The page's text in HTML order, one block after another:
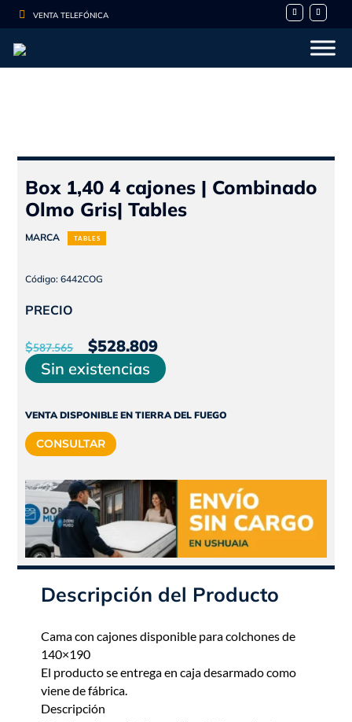
 VENTA TELEFÓNICA
Box 1,40 4 cajones | Combinado
Olmo Gris| Tables
MARCA TABLES
Código: 6442COG
PRECIO
$587.565
El
precio
original
era:
$587.565.
$528.809El
precio
actual
es:
Sin existencias
VENTA DISPONIBLE EN TIERRA DEL FUEGO
CONSULTAR
Descripción del Producto
Cama con cajones disponible para colchones de
140×190
El producto se entrega en caja desarmado como
viene de fábrica.
Descripción